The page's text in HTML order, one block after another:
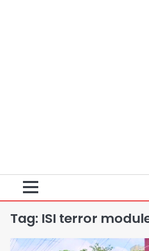
Tag: ISI terror
रनवे पर ट्रेनी विमान